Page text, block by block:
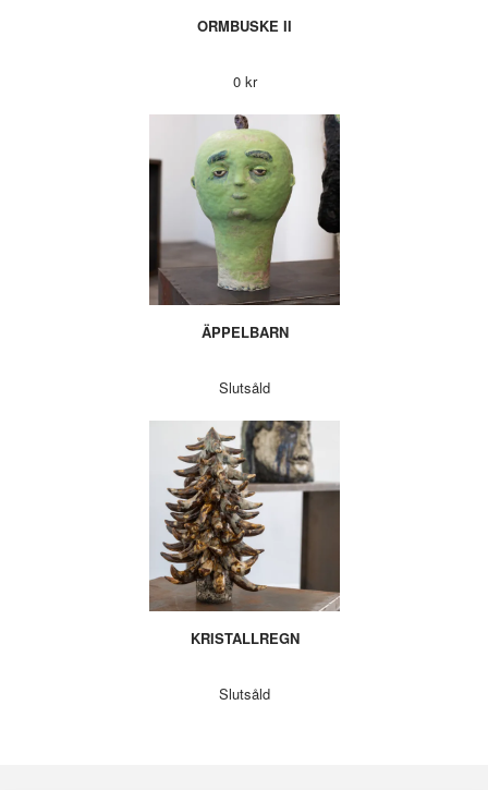
ORMBUSKE II
0 kr
ÄPPELBARN
Slutsåld
KRISTALLREGN
Slutsåld